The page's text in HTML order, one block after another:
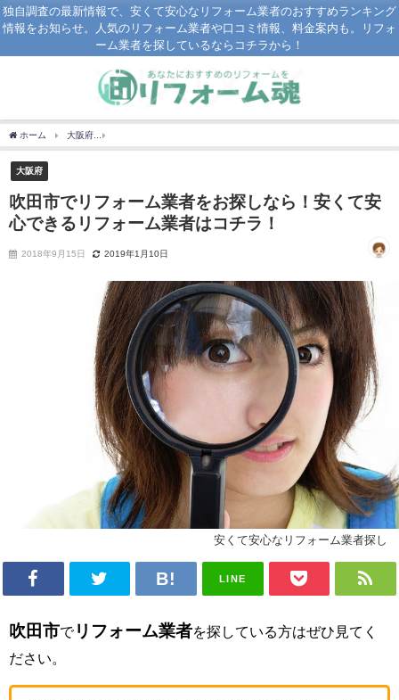
独自調査の最新情報で、安くて安心なリフォーム業者のおすすめランキング
情報をお知らせ。人気のリフォーム業者や口コミ情報、料金案内も。リフォ
ーム業者を探しているならコチラから！
ホーム 大阪府
大阪府
吹田市でリフォーム業者をお探しなら！安くて安
心できるリフォーム業者はコチラ！
2018年9月15日 2019年1月10日
安くて安心なリフォーム業者探し
LINE
吹田市でリフォーム業者を探している方はぜひ見てく
ださい。